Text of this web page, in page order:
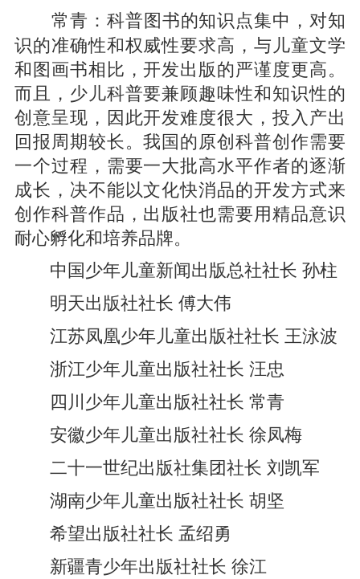
常青： 科普图书的知识点集中，对知
识的准确性和权威性要求高，与儿童文学
和图画书相比，开发出版的严谨度更高。
而且，少儿科普要兼顾趣味性和知识性的
创意呈现，因此开发难度很大，投入产出
回报周期较长。我国的原创科普创作需要
一个过程，需要一大批高水平作者的逐渐
成长，决不能以文化快消品的开发方式来
创作科普作品，出版社也需要用精品意识
耐心孵化和培养品牌。
中国少年儿童新闻出版总社社长 孙柱
明天出版社社长 傅大伟
江苏凤凰少年儿童出版社社长 王泳波
浙江少年儿童出版社社长 汪忠
四川少年儿童出版社社长 常青
安徽少年儿童出版社社长 徐凤梅
二十一世纪出版社集团社长 刘凯军
湖南少年儿童出版社社长 胡坚
希望出版社社长 孟绍勇
新疆青少年出版社社长 徐江